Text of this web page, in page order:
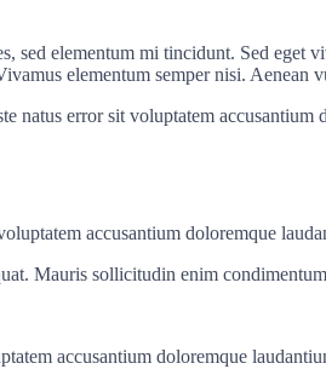
sed elementum mi tincidunt. Sed eget
elementum semper nisi.
natus error sit voluptatem
accusantium doloremque
Mauris sollicitudin enim
accusantium doloremque